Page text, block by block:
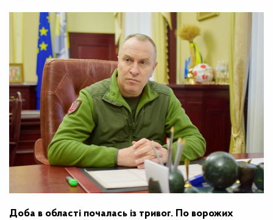
Доба в області почалась із тривог. По ворожих